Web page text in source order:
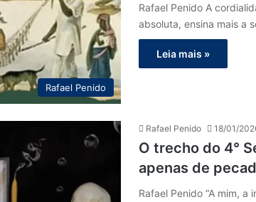
Rafael Penido
Rafael Penido A
absoluta, ensina mais a
Leia mais »
Rafael Penido 18/01/
O trecho do 4°
apenas de
Rafael Penido “A mim,